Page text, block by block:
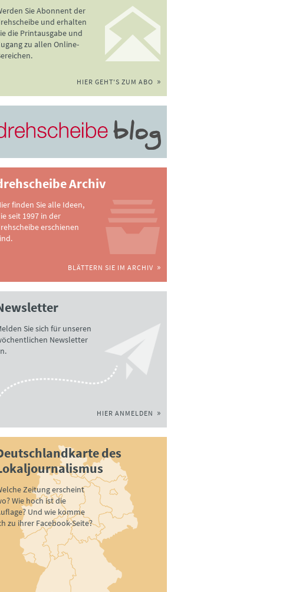
Sie Abonnent der
und erhalten
die Printausgabe und
zu allen Online-
HIER GEHT'S ZUM ABO
Archiv
finden Sie alle Ideen,
seit 1997 in der
erschienen
BLÄTTERN SIE IM ARCHIV
Sie sich für unseren
Newsletter
HIER ANMELDEN
des
Zeitung erscheint
Wie hoch ist die
Und wie komme
zu ihrer Facebook-Seite?